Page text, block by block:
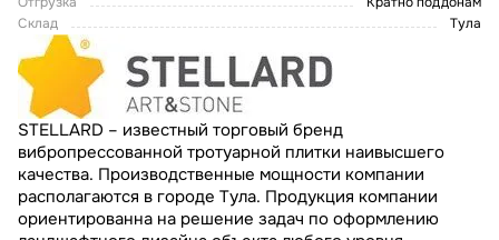
Склад
Тула
STELLARD – известный торговый бренд
вибропрессованной тротуарной плитки наивысшего
качества. Производственные мощности компании
располагаются в городе Тула. Продукция компании
ориентированна на решение задач по оформлению